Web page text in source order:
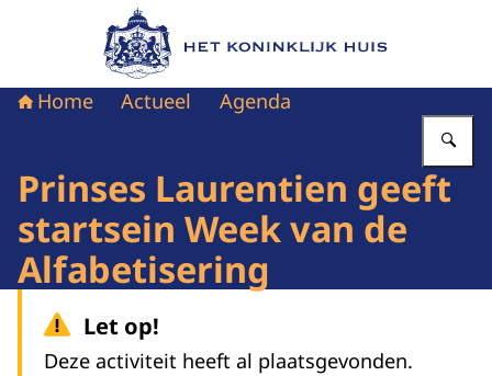
Naar de homepage van Het Koninklijk Huis
Home Actueel Agenda
Prinses Laurentien geeft
startsein Week van de
Alfabetisering
Let op!
Deze activiteit heeft al plaatsgevonden.